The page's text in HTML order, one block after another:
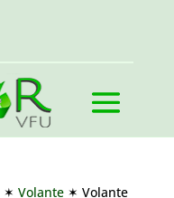
✶ Volante✶ Volante